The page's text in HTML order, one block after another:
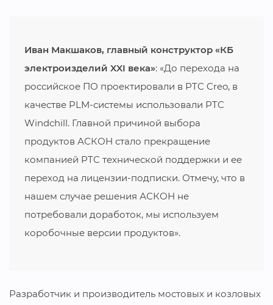
Иван Макшаков, главный конструктор «КБ
электроизделий XXI века»: «До перехода на
российское ПО проектировали в PTC Creo, в
качестве PLM-системы использовали PTC
Windchill. Главной причиной выбора
продуктов АСКОН стало прекращение
компанией PTC технической поддержки и ее
переход на лицензии-подписки. Отмечу, что в
нашем случае решения АСКОН не
потребовали доработок, мы используем
коробочные версии продуктов».
Разработчик и производитель мостовых и козловых